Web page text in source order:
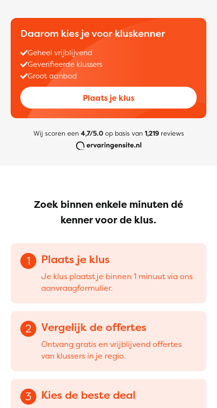
Daarom kies je voor kluskenner
Geheel vrijblijvend
Geverifieerde klussers
Groot aanbod
Plaats je klus
Wij scoren een 4,7/5.0op basis van 1,219reviews
Zoek binnen enkele minuten dé
kenner voor de klus.
1 Plaats je klus
Je klus plaatst je binnen 1 minuut via ons
aanvraagformulier.
2 Vergelijk de offertes
Ontvang gratis en vrijblijvend offertes
van klussers in je regio.
3 Kies de beste deal